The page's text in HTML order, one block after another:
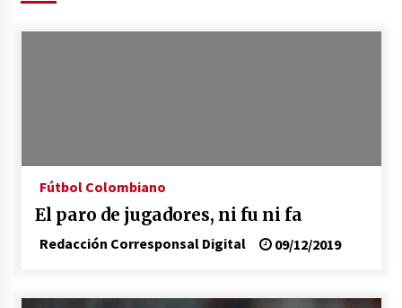
Irán, donde están los pinches grupos
Medellín necesita gobernantes con sentido
Fútbol Colombiano
El paro de jugadores, ni fu ni fa
Redacción Corresponsal Digital 09/12/2019